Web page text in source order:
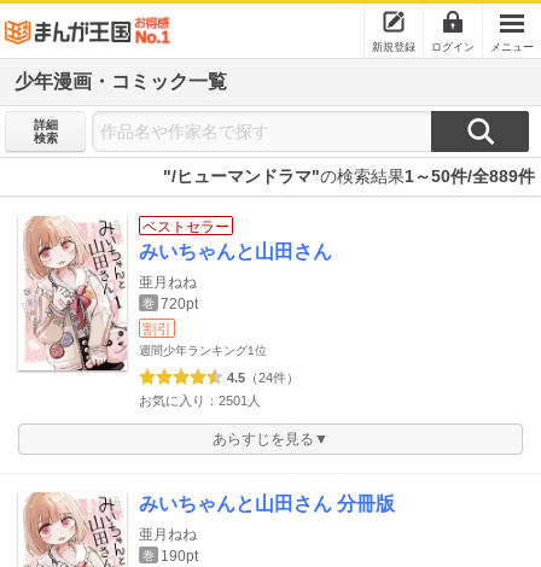
新規登録 ログイン メニュー
少年漫画・コミック一覧
詳細
検索
"/ヒューマンドラマ"の検索結果1～50件/全889件
ベストセラー
みいちゃんと山田さん
亜月ねね
巻 720pt
割引
週間少年ランキング1位
4.5 （24件）
お気に入り：2501人
あらすじを見る▼
みいちゃんと山田さん 分冊版
亜月ねね
巻 190pt